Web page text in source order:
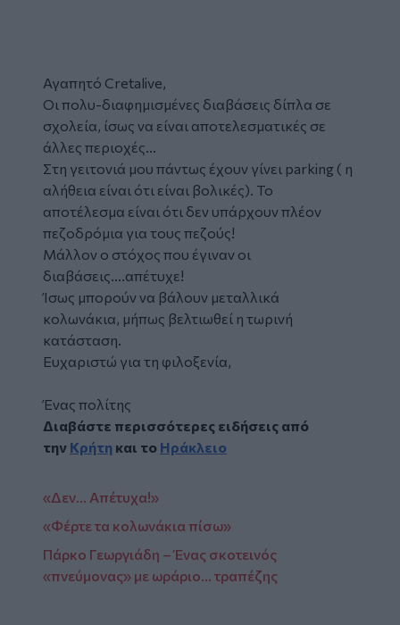
Αγαπητό Cretalive,
Οι πολυ-διαφημισμένες διαβάσεις δίπλα σε
σχολεία, ίσως να είναι αποτελεσματικές σε
άλλες περιοχές...
Στη γειτονιά μου πάντως έχουν γίνει parking ( η
αλήθεια είναι ότι είναι βολικές). Το
αποτέλεσμα είναι ότι δεν υπάρχουν πλέον
πεζοδρόμια για τους πεζούς!
Μάλλον ο στόχος που έγιναν οι
διαβάσεις....απέτυχε!
Ίσως μπορούν να βάλουν μεταλλικά
κολωνάκια, μήπως βελτιωθεί η τωρινή
κατάσταση.
Ευχαριστώ για τη φιλοξενία,
Ένας πολίτης
Διαβάστε περισσότερες ειδήσεις από
την Κρήτη και το Ηράκλειο
«Δεν… Απέτυχα!»
«Φέρτε τα κολωνάκια πίσω»
Πάρκο Γεωργιάδη – Ένας σκοτεινός
«πνεύμονας» με ωράριο... τραπέζης